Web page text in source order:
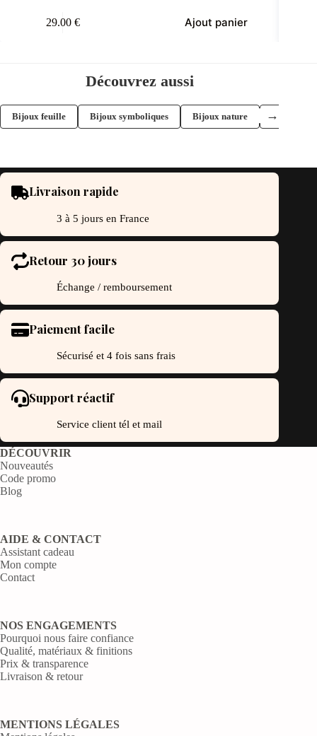
29.00 € Ajout panier
Découvrez aussi
Bijoux feuille Bijoux symboliques Bijoux nature Boucles
→
Livraison rapide
3 à 5 jours en France
Retour 30 jours
Échange / remboursement
Paiement facile
Sécurisé et 4 fois sans frais
Support réactif
Service client tél et mail
DÉCOUVRIR
Nouveautés
Code promo
Blog
AIDE & CONTACT
Assistant cadeau
Mon compte
Contact
NOS ENGAGEMENTS
Pourquoi nous faire confiance
Qualité, matériaux & finitions
Prix & transparence
Livraison & retour
MENTIONS LÉGALES